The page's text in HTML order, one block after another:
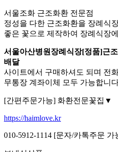
서울조화 근조화환 전문점
정성을 다한 근조화환을 장례식
좋은 꽃으로 제작하여 장례식장
서울아산병원장례식장[정품]근
배달
사이트에서 구매하셔도 되며 전
무통장 계좌이체 모두 가능합니
[간편주문가능] 화환전문꽃집▼
https://haimlove.kr
010-5912-1114 [문자/카톡주문 가